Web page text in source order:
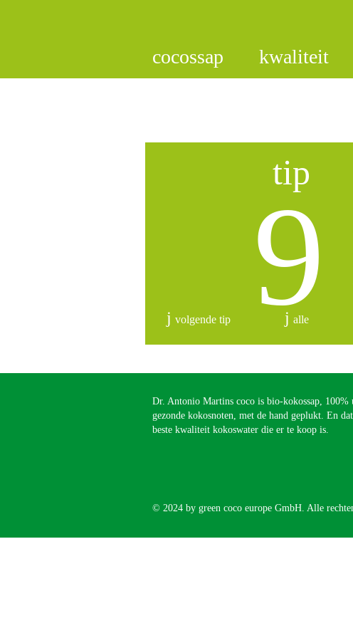
cocossap kwaliteit
tip
9
volgende tip alle
Dr. Antonio Martins coco is bio-kokossap, 100%
gezonde kokosnoten, met de hand geplukt. En
beste kwaliteit kokoswater die er te koop is.
© 2024 by green coco europe GmbH. Alle